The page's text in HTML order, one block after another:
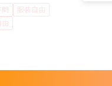
服装自由